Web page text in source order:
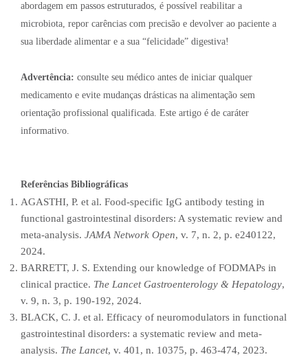
abordagem em passos estruturados, é possível reabilitar a
microbiota, repor carências com precisão e devolver ao paciente a
sua liberdade alimentar e a sua “felicidade” digestiva!
Advertência: consulte seu médico antes de iniciar qualquer
medicamento e evite mudanças drásticas na alimentação sem
orientação profissional qualificada. Este artigo é de caráter
informativo.
Referências Bibliográficas
AGASTHI, P. et al. Food-specific IgG antibody testing in
functional gastrointestinal disorders: A systematic review and
meta-analysis. JAMA Network Open, v. 7, n. 2, p. e240122,
2024.
BARRETT, J. S. Extending our knowledge of FODMAPs in
clinical practice. The Lancet Gastroenterology & Hepatology,
v. 9, n. 3, p. 190-192, 2024.
BLACK, C. J. et al. Efficacy of neuromodulators in functional
gastrointestinal disorders: a systematic review and meta-
analysis. The Lancet, v. 401, n. 10375, p. 463-474, 2023.